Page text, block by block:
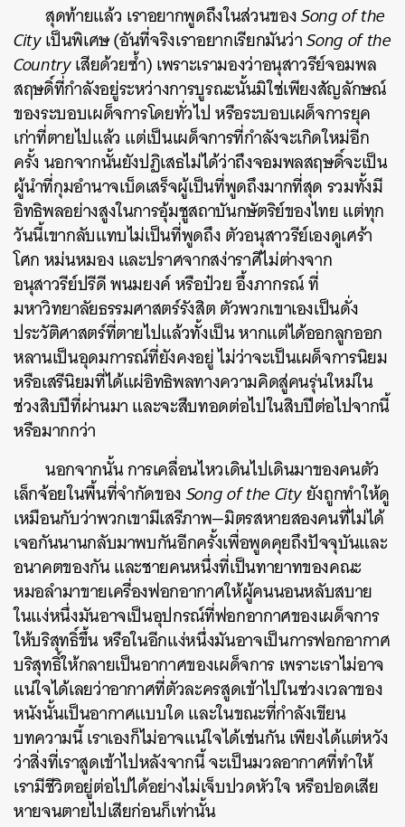
สุดท้ายแล้ว เราอยากพูดถึงในส่วนของSong of the
Cityเป็นพิเศษ(อันที่จริงเราอยากเรียกมันว่าSong of the
Countryเสียด้วยซ้ำ)เพราะเรามองว่าอนุสาวรีย์จอมพล
สฤษดิ์ที่กำลังอยู่ระหว่างการบูรณะนั้นมิใช่เพียงสัญลักษณ์
ของระบอบเผด็จการโดยทั่วไปหรือระบอบเผด็จการยุค
เก่าที่ตายไปแล้ว แต่เป็นเผด็จการที่กำลังจะเกิดใหม่อีก
ครั้งนอกจากนั้นยังปฏิเสธไม่ได้ว่าถึงจอมพลสฤษดิ์จะเป็น
ผู้นำที่กุมอำนาจเบ็ดเสร็จผู้เป็นที่พูดถึงมากที่สุดรวมทั้งมี
อิทธิพลอย่างสูงในการอุ้มชูสถาบันกษัตริย์ของไทยแต่ทุก
วันนี้เขากลับแทบไม่เป็นที่พูดถึงตัวอนุสาวรีย์เองดูเศร้า
โศกหม่นหมองและปราศจากสง่าราศีไม่ต่างจาก
อนุสาวรีย์ปรีดีพนมยงค์หรือป๋วยอึ้งภากรณ์ที่
มหาวิทยาลัยธรรมศาสตร์รังสิตตัวพวกเขาเองเป็นดั่ง
ประวัติศาสตร์ที่ตายไปแล้วทั้งเป็นหากแต่ได้ออกลูกออก
หลานเป็นอุดมการณ์ที่ยังคงอยู่ไม่ว่าจะเป็นเผด็จการนิยม
หรือเสรีนิยมที่ได้แผ่อิทธิพลทางความคิดสู่คนรุ่นใหม่ใน
ช่วงสิบปีที่ผ่านมาและจะสืบทอดต่อไปในสิบปีต่อไปจากนี้
หรือมากกว่า
นอกจากนั้นการเคลื่อนไหวเดินไปเดินมาของคนตัว
เล็กจ้อยในพื้นที่จำกัดของSong of the Cityยังถูกทำให้ดู
เหมือนกับว่าพวกเขามีเสรีภาพ—มิตรสหายสองคนที่ไม่ได้
เจอกันนานกลับมาพบกันอีกครั้งเพื่อพูดคุยถึงปัจจุบันและ
อนาคตของกันและชายคนหนึ่งที่เป็นทายาทของคณะ
หมอลำมาขายเครื่องฟอกอากาศให้ผู้คนนอนหลับสบาย
ในแง่หนึ่งมันอาจเป็นอุปกรณ์ที่ฟอกอากาศของเผด็จการ
ให้บริสุทธิ์ขึ้นหรือในอีกแง่หนึ่งมันอาจเป็นการฟอกอากาศ
บริสุทธิ์ให้กลายเป็นอากาศของเผด็จการเพราะเราไม่อาจ
แน่ใจได้เลยว่าอากาศที่ตัวละครสูดเข้าไปในช่วงเวลาของ
หนังนั้นเป็นอากาศแบบใดและในขณะที่กำลังเขียน
บทความนี้เราเองก็ไม่อาจแน่ใจได้เช่นกันเพียงได้แต่หวัง
ว่าสิ่งที่เราสูดเข้าไปหลังจากนี้จะเป็นมวลอากาศที่ทำให้
เรามีชีวิตอยู่ต่อไปได้อย่างไม่เจ็บปวดหัวใจหรือปอดเสีย
หายจนตายไปเสียก่อนก็เท่านั้น